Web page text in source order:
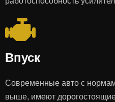
Впуск
Современные авто с
выше, имеют